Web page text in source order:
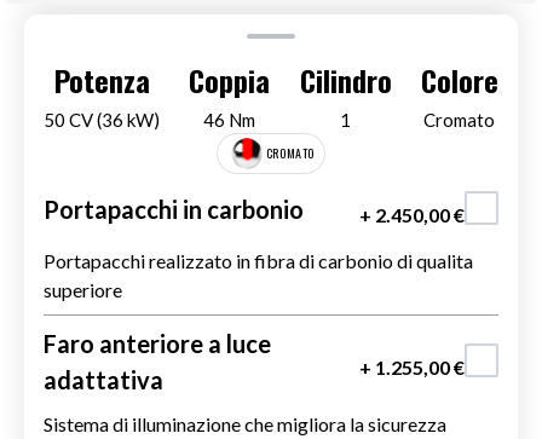
HOREX Regina EVO
HOREX Motorcycles GmbH
Potenza
50 CV (36 kW)
Coppia
46 Nm
Cilindro
1
Colore
Cromato
CROMATO
OPZIONALE
Portapacchi in carbonio
+ 2.450,00 €
Portapacchi realizzato in fibra di carbonio di qualita
superiore
Faro anteriore a luce
adattativa
+ 1.255,00 €
Sistema di illuminazione che migliora la sicurezza